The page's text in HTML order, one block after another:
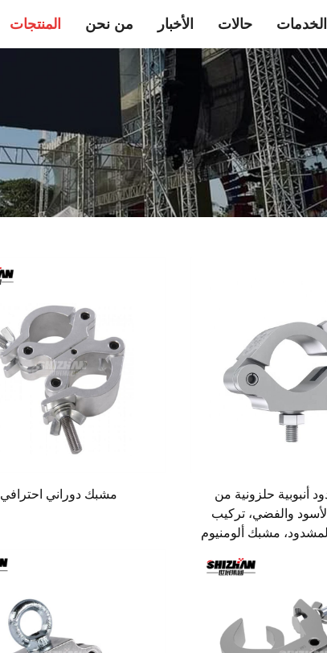
المنتجات من نحن الأخبار حالات الخدمات
أنبوبية حلزونية من
الأسود والفضي، تركيب
مشبك ألومنيوم
مشبك دوراني احترافي